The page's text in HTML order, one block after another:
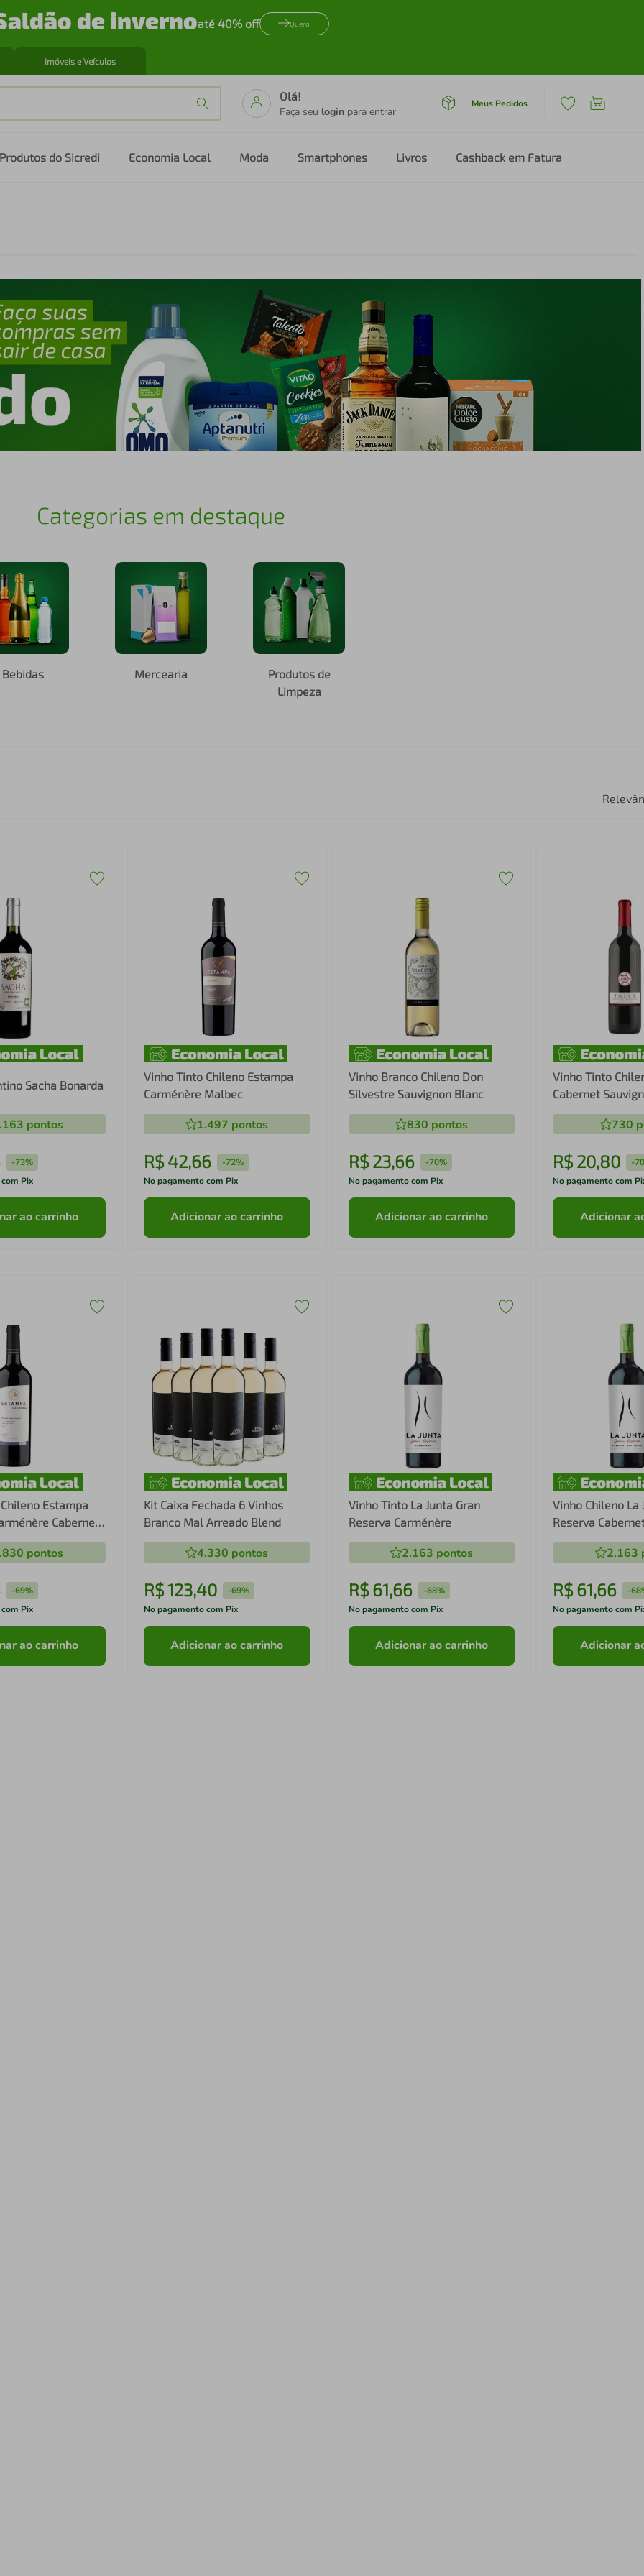
de invernoaté 40% off Quero
Imóveis e Veículos
Olá!
Faça seu login para entrar
Meus Pedidos
Produtos do Sicredi Economia Local Moda Smartphones Livros Cashback em Fatura
Categorias em destaque
Bebidas Mercearia
Produtos de
Limpeza
Sacha Bonarda
pontos
-73%
Pix
ao carrinho
Vinho Tinto Chileno Estampa
Carménère Malbec
1.497 pontos
R$ 42,66 -72%
No pagamento com Pix
Adicionar ao carrinho
Vinho Branco Chileno Don
Silvestre Sauvignon Blanc
830 pontos
R$ 23,66 -70%
No pagamento com Pix
Adicionar ao carrinho
Vinho Tinto
Cabernet
730
R$20,80 -
No pagamento com
Adicionar
Estampa
Cabernet
pontos
-69%
Pix
ao carrinho
Kit Caixa Fechada 6 Vinhos
Branco Mal Arreado Blend
4.330 pontos
R$123,40 -69%
No pagamento com Pix
Adicionar ao carrinho
Vinho Tinto La Junta Gran
Reserva Carménère
2.163 pontos
R$ 61,66 -68%
No pagamento com Pix
Adicionar ao carrinho
Vinho Chileno La
Reserva
2.163
R$61,66 -
No pagamento com
Adicionar